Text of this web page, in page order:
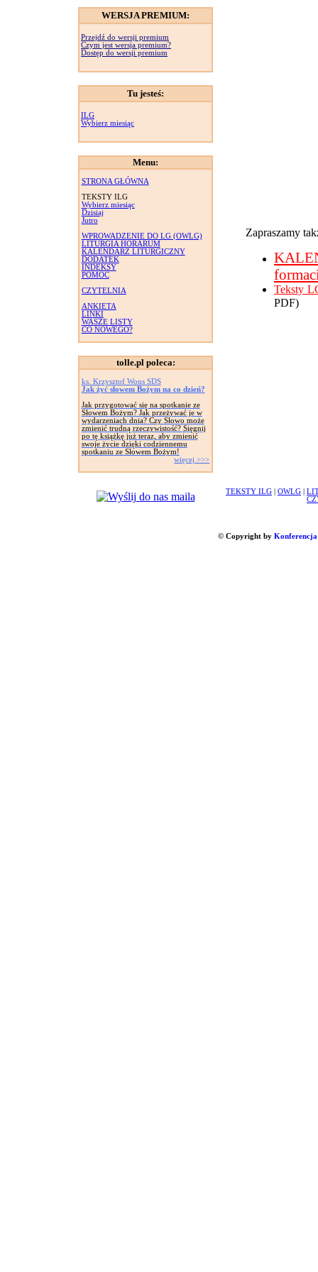
WERSJA PREMIUM:
Przejdź do wersji premium
Czym jest wersja premium?
Dostęp do wersji premium
Tu jesteś:
ILG
Wybierz miesiąc
Menu:
STRONA GŁÓWNA
TEKSTY ILG
Wybierz miesiąc
Dzisiaj
Jutro
WPROWADZENIE DO LG (OWLG)
LITURGIA HORARUM
KALENDARZ LITURGICZNY
DODATEK
INDEKSY
POMOC
CZYTELNIA
ANKIETA
LINKI
WASZE LISTY
CO NOWEGO?
tolle.pl poleca:
ks. Krzysztof Wons SDS
Jak żyć słowem Bożym na co dzień?
Jak przygotować się na spotkanie ze
Słowem Bożym? Jak przeżywać je w
wydarzeniach dnia? Czy Słowo może
zmienić trudną rzeczywistość? Sięgnij
po tę książkę już teraz, aby zmienić
swoje życie dzięki codziennemu
spotkaniu ze Słowem Bożym!
więcej >>>
Zapraszamy
Teksty
PDF)
TEKSTY ILG OWLG
© Copyright by Konferencja